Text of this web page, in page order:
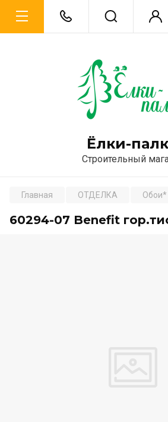
Ёлки-
Строительный
Главная ОТДЕЛКА Обои*
60294-07 Benefit